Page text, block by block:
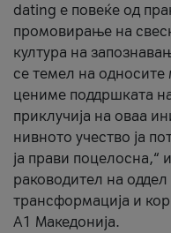
dating е повеќе од
промовирање на
култура на
се темел на односите
цениме поддршката
приклучија на оваа
нивното учество ја
ја прави поцелосна,“
раководител на оддел
трансформација и
А1 Македонија.